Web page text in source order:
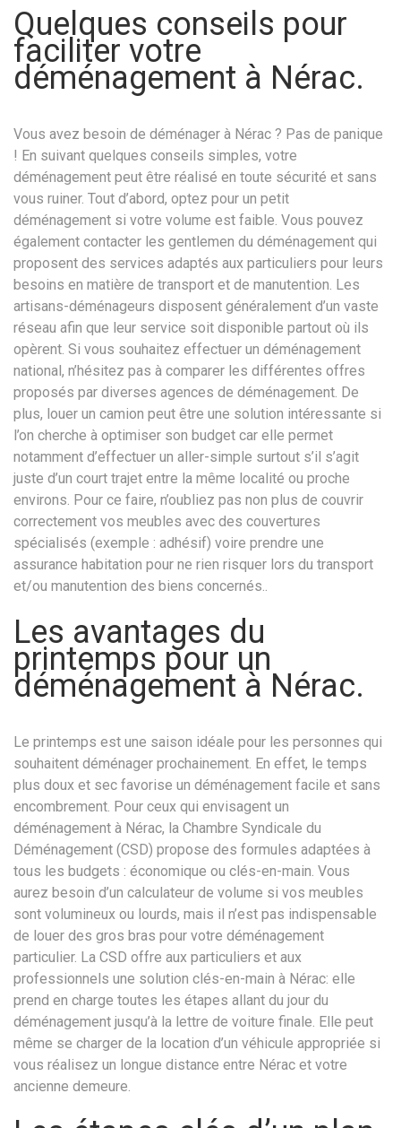
Quelques conseils pour
faciliter votre
déménagement à Nérac.
Vous avez besoin de déménager à Nérac ? Pas de panique
! En suivant quelques conseils simples, votre
déménagement peut être réalisé en toute sécurité et sans
vous ruiner. Tout d’abord, optez pour un petit
déménagement si votre volume est faible. Vous pouvez
également contacter les gentlemen du déménagement qui
proposent des services adaptés aux particuliers pour leurs
besoins en matière de transport et de manutention. Les
artisans-déménageurs disposent généralement d’un vaste
réseau afin que leur service soit disponible partout où ils
opèrent. Si vous souhaitez effectuer un déménagement
national, n’hésitez pas à comparer les différentes offres
proposés par diverses agences de déménagement. De
plus, louer un camion peut être une solution intéressante si
l’on cherche à optimiser son budget car elle permet
notamment d’effectuer un aller-simple surtout s’il s’agit
juste d’un court trajet entre la même localité ou proche
environs. Pour ce faire, n’oubliez pas non plus de couvrir
correctement vos meubles avec des couvertures
spécialisés (exemple : adhésif) voire prendre une
assurance habitation pour ne rien risquer lors du transport
et/ou manutention des biens concernés..
Les avantages du
printemps pour un
déménagement à Nérac.
Le printemps est une saison idéale pour les personnes qui
souhaitent déménager prochainement. En effet, le temps
plus doux et sec favorise un déménagement facile et sans
encombrement. Pour ceux qui envisagent un
déménagement à Nérac, la Chambre Syndicale du
Déménagement (CSD) propose des formules adaptées à
tous les budgets : économique ou clés-en-main. Vous
aurez besoin d’un calculateur de volume si vos meubles
sont volumineux ou lourds, mais il n’est pas indispensable
de louer des gros bras pour votre déménagement
particulier. La CSD offre aux particuliers et aux
professionnels une solution clés-en-main à Nérac: elle
prend en charge toutes les étapes allant du jour du
déménagement jusqu’à la lettre de voiture finale. Elle peut
même se charger de la location d’un véhicule appropriée si
vous réalisez un longue distance entre Nérac et votre
ancienne demeure.